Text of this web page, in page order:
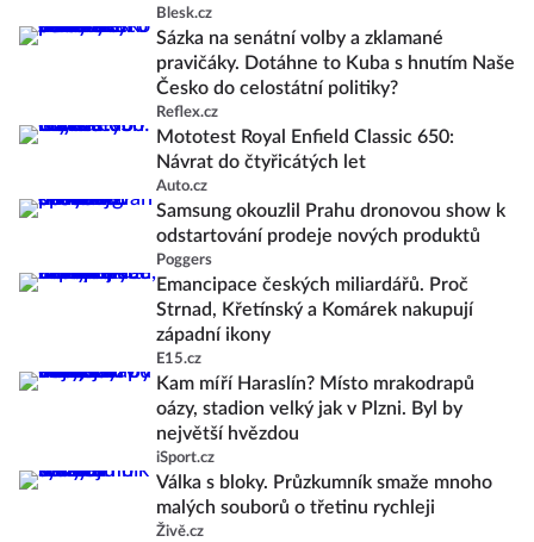
Blesk.cz
Sázka na senátní volby a zklamané
pravičáky. Dotáhne to Kuba s hnutím Naše
Česko do celostátní politiky?
Reflex.cz
Mototest Royal Enfield Classic 650:
Návrat do čtyřicátých let
Auto.cz
Samsung okouzlil Prahu dronovou show k
odstartování prodeje nových produktů
Poggers
Emancipace českých miliardářů. Proč
Strnad, Křetínský a Komárek nakupují
západní ikony
E15.cz
Kam míří Haraslín? Místo mrakodrapů
oázy, stadion velký jak v Plzni. Byl by
největší hvězdou
iSport.cz
Válka s bloky. Průzkumník smaže mnoho
malých souborů o třetinu rychleji
Živě.cz